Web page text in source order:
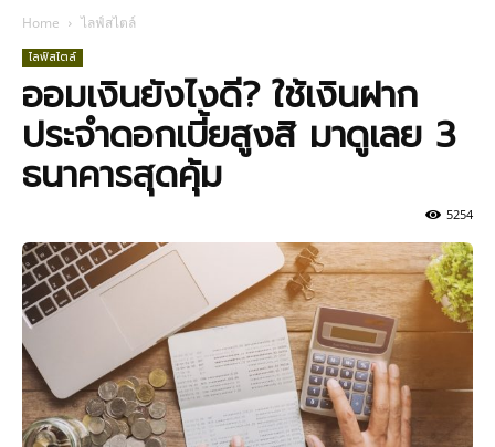
Home ไลฟ์สไตล์
ไลฟ์สไตล์
ออมเงินยังไงดี? ใช้เงินฝาก
ประจำดอกเบี้ยสูงสิ มาดูเลย 3
ธนาคารสุดคุ้ม
5254